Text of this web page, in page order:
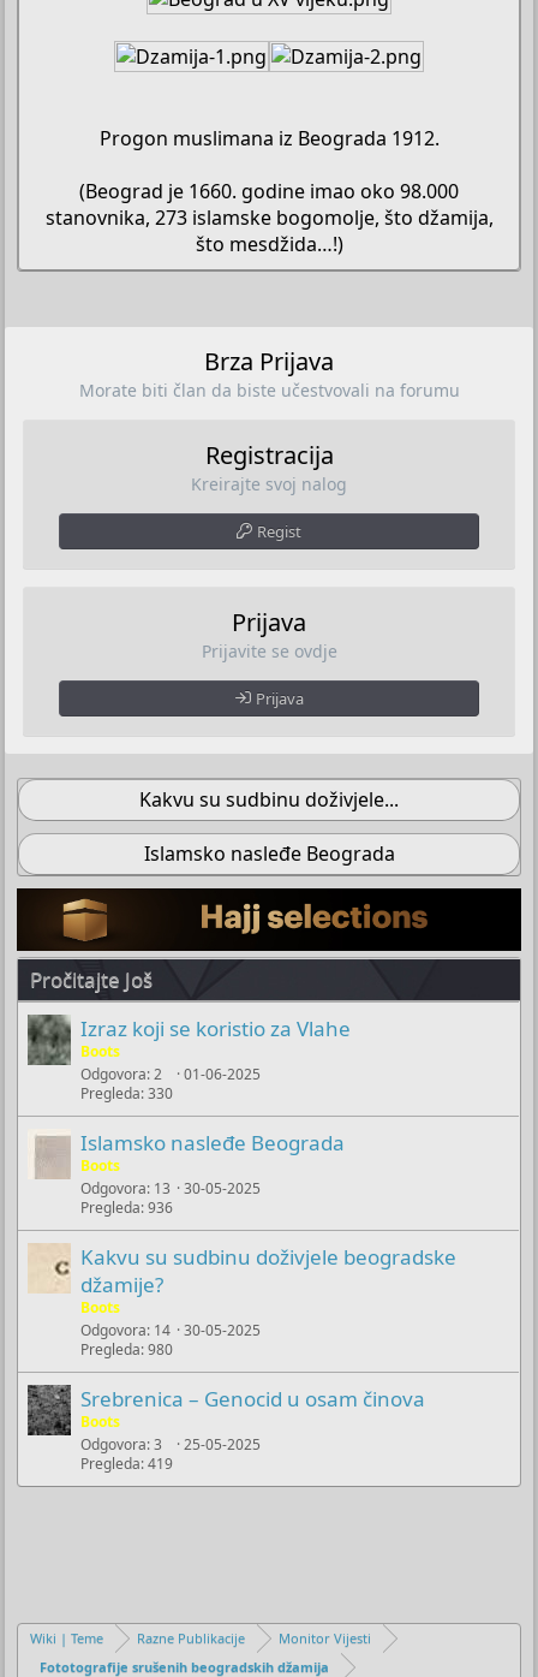
Progon muslimana iz Beograda 1912.
(Beograd je 1660. godine imao oko 98.000
stanovnika, 273 islamske bogomolje, što džamija,
što mesdžida…!)​
Brza Prijava
Morate biti član da biste učestvovali na forumu
Registracija
Kreirajte svoj nalog
Regist
Prijava
Prijavite se ovdje
Prijava
Kakvu su sudbinu doživjele...
Islamsko nasleđe Beograda
Pročitajte Još
Izraz koji se koristio za Vlahe
Boots
Odgovora 2
Pregleda 330
01-06-2025
Islamsko nasleđe Beograda
Boots
Odgovora 13
Pregleda 936
30-05-2025
Kakvu su sudbinu doživjele beogradske
džamije?
Boots
Odgovora 14
Pregleda 980
30-05-2025
Srebrenica – Genocid u osam činova
Boots
Odgovora 3
Pregleda 419
25-05-2025
Wiki | Teme Razne Publikacije
Monitor Vijesti
Fototografije srušenih beogradskih džamija